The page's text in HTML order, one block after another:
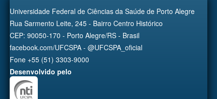
Universidade Federal de Ciências da Saúde de Porto Alegre
Rua Sarmento Leite, 245 - Bairro Centro Histórico
CEP: 90050-170 - Porto Alegre/RS - Brasil
facebook.com/UFCSPA - @UFCSPA_oficial
Fone +55 (51) 3303-9000
Desenvolvido pelo